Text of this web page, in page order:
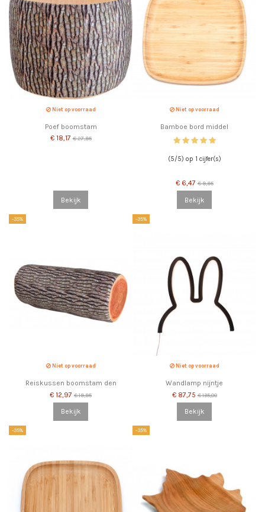
Niet op voorraad
Poef boomstam
€ 18,17€ 27,95
Bekijk
Niet op voorraad
Bamboe bord middel
(5/5) op 1 cijfer(s)
€ 6,47€ 9,95
Bekijk
-35%
Niet op voorraad
Reiskussen boomstam den
€ 12,97 € 19,95
Bekijk
-35%
Niet op voorraad
Wandlamp nijntje
€ 87,75€ 135,00
Bekijk
-35% -35%